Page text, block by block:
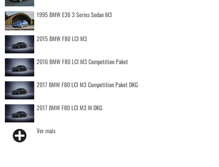
1995 BMW E36 3 Series Sedan M3
2015 BMW F80 LCI M3
2016 BMW F80 LCI M3 Competition Paket
2017 BMW F80 LCI M3 Competition Paket DKG
2017 BMW F80 LCI M3 M DKG
Ver mais